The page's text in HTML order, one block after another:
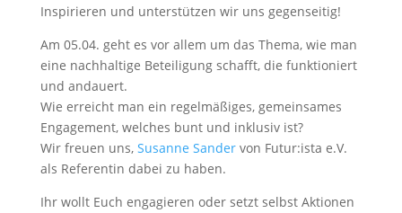
Inspirieren und unterstützen wir uns gegenseitig!
Am 05.04. geht es vor allem um das Thema, wie man
eine nachhaltige Beteiligung schafft, die funktioniert
und andauert.
Wie erreicht man ein regelmäßiges, gemeinsames
Engagement, welches bunt und inklusiv ist?
Wir freuen uns, Susanne Sandervon Futur:ista e.V.
als Referentin dabei zu haben.
Ihr wollt Euch engagieren oder setzt selbst Aktionen